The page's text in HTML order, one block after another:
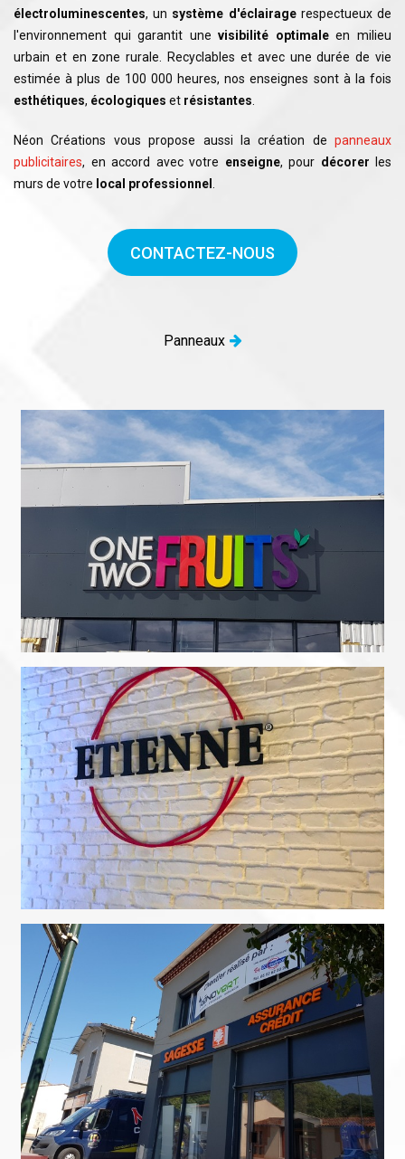
électroluminescentes, un système d'éclairagerespectueux de
l'environnement qui garantit unevisibilité optimaleen milieu
urbain et en zone rurale. Recyclables et avec une durée de vie
estimée à plus de 100 000 heures, nos enseignes sont à la fois
esthétiques, écologiques et résistantes
Néon Créations vous propose aussi la création de panneaux
publicitaires, en accord avec votre enseigne, pour décorer les
murs de votre local professionnel
CONTACTEZ-NOUS
Panneaux